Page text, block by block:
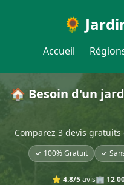
🌻
Accueil
🏠 Besoin d'un
Comparez 3 devis
✓ 100% Gratuit ✓
⭐ 4.8/5avis🏢 12